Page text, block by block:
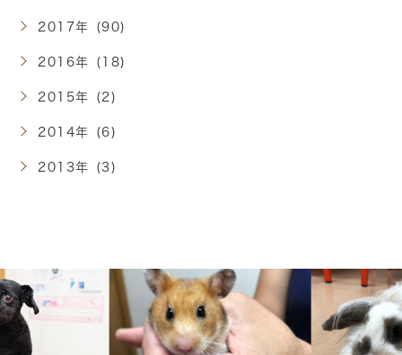
2017年 (90)
2016年 (18)
2015年 (2)
2014年 (6)
2013年 (3)